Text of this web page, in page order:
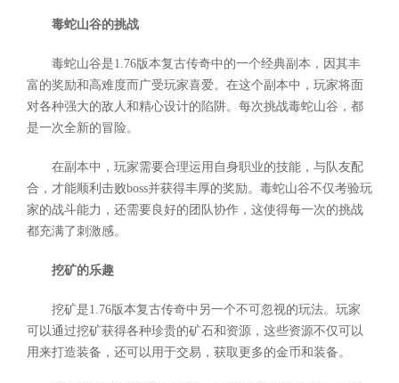
毒蛇山谷的挑战
毒蛇山谷是1.76版本复古传奇中的一个经典副本，因其丰
富的奖励和高难度而广受玩家喜爱。在这个副本中，玩家将面
对各种强大的敌人和精心设计的陷阱。每次挑战毒蛇山谷，都
是一次全新的冒险。
在副本中，玩家需要合理运用自身职业的技能，与队友配
合，才能顺利击败boss并获得丰厚的奖励。毒蛇山谷不仅考验玩
家的战斗能力，还需要良好的团队协作，这使得每一次的挑战
都充满了刺激感。
挖矿的乐趣
挖矿是1.76版本复古传奇中另一个不可忽视的玩法。玩家
可以通过挖矿获得各种珍贵的矿石和资源，这些资源不仅可以
用来打造装备，还可以用于交易，获取更多的金币和装备。